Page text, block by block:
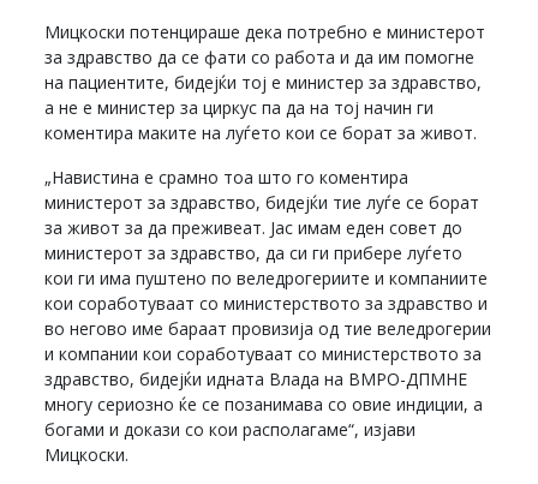
Мицкоски потенцираше дека потребно е министерот
за здравство да се фати со работа и да им помогне
на пациентите, бидејќи тој е министер за здравство,
а не е министер за циркус па да на тој начин ги
коментира маките на луѓето кои се борат за живот.
„Навистина е срамно тоа што го коментира
министерот за здравство, бидејќи тие луѓе се борат
за живот за да преживеат. Јас имам еден совет до
министерот за здравство, да си ги прибере луѓето
кои ги има пуштено по веледрогериите и компаниите
кои соработуваат со министерството за здравство и
во негово име бараат провизија од тие веледрогерии
и компании кои соработуваат со министерството за
здравство, бидејќи идната Влада на ВМРО-ДПМНЕ
многу сериозно ќе се позанимава со овие индиции, а
богами и докази со кои располагаме“, изјави
Мицкоски.